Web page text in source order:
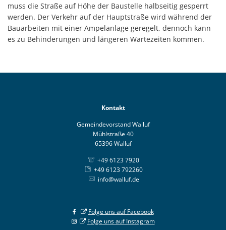
muss die Straße auf Höhe der Baustelle halbseitig gesperrt
werden. Der Verkehr auf der Hauptstraße wird während der
Bauarbeiten mit einer Ampelanlage geregelt, dennoch kann
es zu Behinderungen und längeren Wartezeiten kommen.
Kontakt
Gemeindevorstand Walluf
Mühlstraße 40
65396 Walluf
+49 6123 7920
+49 6123 792260
info@walluf.de
Folge uns auf Facebook
Folge uns auf Instagram